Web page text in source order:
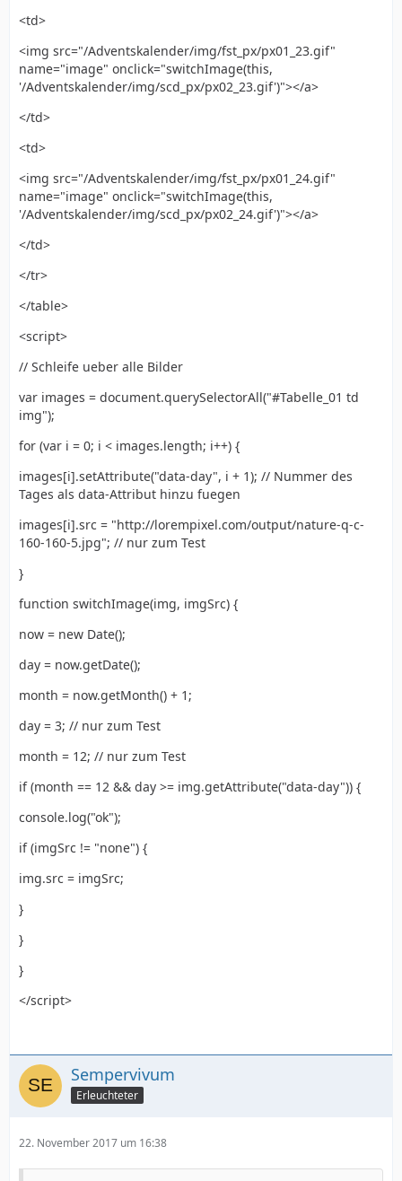
<td>
<img src="/Adventskalender/img/fst_px/px01_23.gif"
name="image" onclick="switchImage(this,
'/Adventskalender/img/scd_px/px02_23.gif')"></a>
</td>
<td>
<img src="/Adventskalender/img/fst_px/px01_24.gif"
name="image" onclick="switchImage(this,
'/Adventskalender/img/scd_px/px02_24.gif')"></a>
</td>
</tr>
</table>
<script>
// Schleife ueber alle Bilder
var images = document.querySelectorAll("#Tabelle_01 td
img");
for (var i = 0; i < images.length; i++) {
images[i].setAttribute("data-day", i + 1); // Nummer des
Tages als data-Attribut hinzu fuegen
images[i].src = "http://lorempixel.com/output/nature-q-c-
160-160-5.jpg"; // nur zum Test
}
function switchImage(img, imgSrc) {
now = new Date();
day = now.getDate();
month = now.getMonth() + 1;
day = 3; // nur zum Test
month = 12; // nur zum Test
if (month == 12 && day >= img.getAttribute("data-day")) {
console.log("ok");
if (imgSrc != "none") {
img.src = imgSrc;
}
}
}
</script>
Sempervivum
Erleuchteter
22. November 2017 um 16:38